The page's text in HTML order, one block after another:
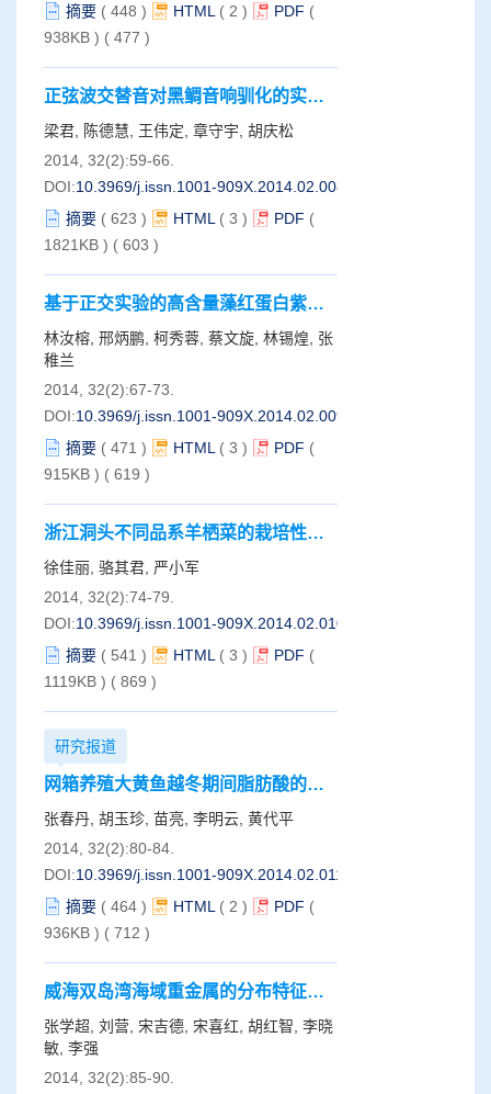
摘要 ( 448 ) HTML ( 2 ) PDF (
938KB ) ( 477 )
正弦波交替音对黑鲷音响驯化的实验
研究
梁君, 陈德慧, 王伟定, 章守宇, 胡庆松
2014, 32(2):59-66.
DOI:10.3969/j.issn.1001-909X.2014.02.008
摘要 ( 623 ) HTML ( 3 ) PDF (
1821KB ) ( 603 )
基于正交实验的高含量藻红蛋白紫菜
丝状藻体优化调控培养条件研究
林汝榕, 邢炳鹏, 柯秀蓉, 蔡文旋, 林锡煌, 张
稚兰
2014, 32(2):67-73.
DOI:10.3969/j.issn.1001-909X.2014.02.009
摘要 ( 471 ) HTML ( 3 ) PDF (
915KB ) ( 619 )
浙江洞头不同品系羊栖菜的栽培性状
及ISSR分析
徐佳丽, 骆其君, 严小军
2014, 32(2):74-79.
DOI:10.3969/j.issn.1001-909X.2014.02.010
摘要 ( 541 ) HTML ( 3 ) PDF (
1119KB ) ( 869 )
研究报道
网箱养殖大黄鱼越冬期间脂肪酸的相
对含量变化
张春丹, 胡玉珍, 苗亮, 李明云, 黄代平
2014, 32(2):80-84.
DOI:10.3969/j.issn.1001-909X.2014.02.011
摘要 ( 464 ) HTML ( 2 ) PDF (
936KB ) ( 712 )
威海双岛湾海域重金属的分布特征及
生态风险评价
张学超, 刘营, 宋吉德, 宋喜红, 胡红智, 李晓
敏, 李强
2014, 32(2):85-90.